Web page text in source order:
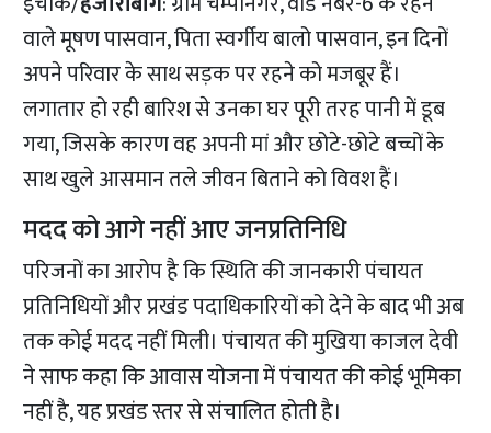
वाले मूषण पासवान, पिता स्वर्गीय बालो पासवान, इन दिनों
अपने परिवार के साथ सड़क पर रहने को मजबूर हैं।
लगातार हो रही बारिश से उनका घर पूरी तरह पानी में डूब
गया, जिसके कारण वह अपनी मां और छोटे-छोटे बच्चों के
साथ खुले आसमान तले जीवन बिताने को विवश हैं।
मदद को आगे नहीं आए जनप्रतिनिधि
परिजनों का आरोप है कि स्थिति की जानकारी पंचायत
प्रतिनिधियों और प्रखंड पदाधिकारियों को देने के बाद भी अब
तक कोई मदद नहीं मिली। पंचायत की मुखिया काजल देवी
ने साफ कहा कि आवास योजना में पंचायत की कोई भूमिका
नहीं है, यह प्रखंड स्तर से संचालित होती है।